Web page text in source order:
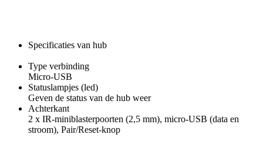
Specificaties van hub
Type verbinding
Micro-USB
Statuslampjes (led)
Geven de status van de hub weer
Achterkant
2 x IR-miniblasterpoorten (2,5 mm), micro-USB (data en
stroom), Pair/Reset-knop